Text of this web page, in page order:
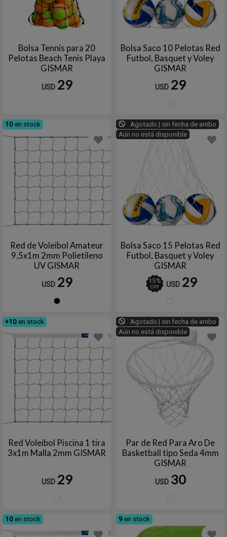
Bolsa Tennis para 20
Pelotas Beach Tenis Playa
GISMAR
USD 29
Bolsa Saco 10 Pelotas Red
Futbol, Basquet y Voley
GISMAR
USD 29
10 en stock
Red de Voleibol Amateur
9,5x1m 2mm Polietileno
UV GISMAR
USD 29
Agotado | sin fecha de arribo
Aún no está disponible
Bolsa Saco 15 Pelotas Red
Futbol, Basquet y Voley
GISMAR
15%
OFF USD 29
+10 en stock
Red Voleibol Piscina 1 tira
3x1m Malla 2mm GISMAR
USD 29
Agotado | sin fecha de arribo
Aún no está disponible
Par de Red Para Aro De
Basketball tipo Seda 4mm
GISMAR
USD 30
10 en stock 9 en stock